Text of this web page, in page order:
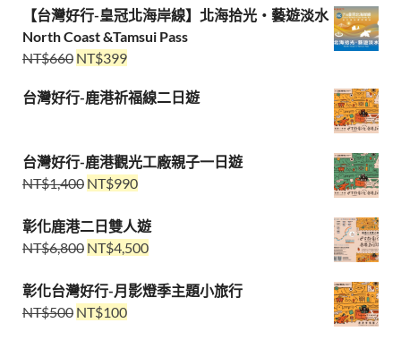
【台灣好行-皇冠北海岸線】北海拾光・藝遊淡水
North Coast &Tamsui Pass
NT$660 NT$399
台灣好行-鹿港祈福線二日遊
台灣好行-鹿港觀光工廠親子一日遊
NT$1,400 NT$990
彰化鹿港二日雙人遊
NT$6,800 NT$4,500
彰化台灣好行-月影燈季主題小旅行
NT$500 NT$100